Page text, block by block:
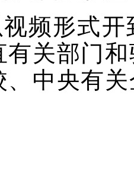
频形式
有关部门
、中央有